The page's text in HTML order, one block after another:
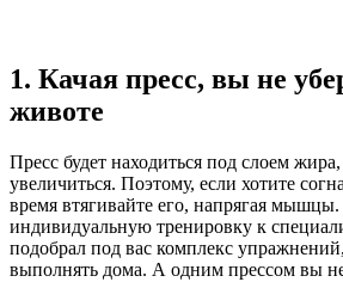
1. Качая пресс, вы не
животе
Пресс будет находиться под слоем
увеличиться. Поэтому, если хотите
время втягивайте его, напрягая
индивидуальную тренировку к
подобрал под вас комплекс
выполнять дома. А одним прессом вы не